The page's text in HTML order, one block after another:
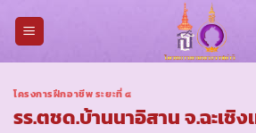
โครงการฝึกอาชีพ ระยะที่ ๔
รร.ตชด.บ้านนาอิสาน จ.ฉะเชิง